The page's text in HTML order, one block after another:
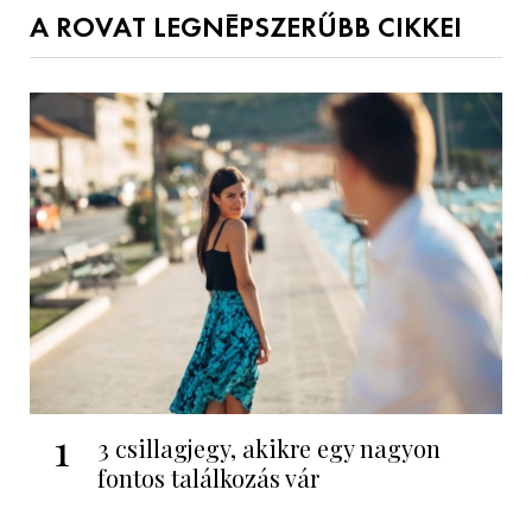
A ROVAT LEGNÉPSZERŰBB CIKKEI
1
3 csillagjegy, akikre egy nagyon
fontos találkozás vár